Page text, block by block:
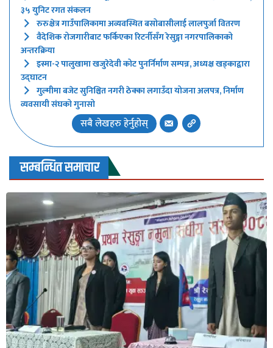
३५ युनिट रगत संकलन
रुरुक्षेत्र गाउँपालिकामा अव्यवस्थित बसोबासीलाई लालपुर्जा वितरण
वैदेशिक रोजगारीबाट फर्किएका रिटर्नीसँग रेसुङ्गा नगरपालिकाको
अन्तरक्रिया
इस्मा-२ पालुखामा खजुरेदेवी कोट पुनर्निर्माण सम्पन्न, अध्यक्ष खड्काद्वारा
उद्घाटन
गुल्मीमा बजेट सुनिश्चित नगरी ठेक्का लगाउँदा योजना अलपत्र, निर्माण
व्यवसायी संघको गुनासो
सबै लेखहरु हेर्नुहोस्
सम्बन्धित समाचार